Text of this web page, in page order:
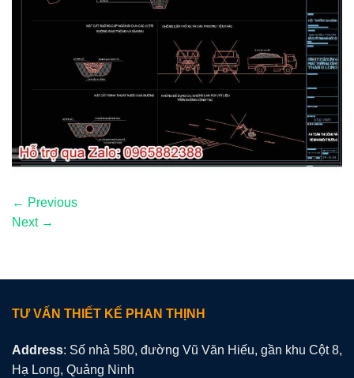
← Previous
Next →
TƯ VẤN THIẾT KẾ PHAN THỊNH
Address: Số nhà 580, đường Vũ Văn Hiếu, gần khu Cột 8,
Hạ Long, Quảng Ninh